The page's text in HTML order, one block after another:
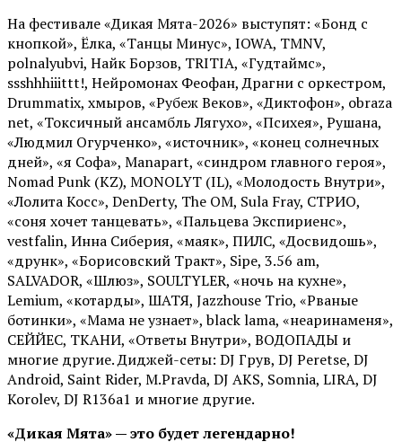
На фестивале «Дикая Мята-2026» выступят: «Бонд с
кнопкой», Ёлка, «Танцы Минус», IOWA, TMNV,
polnalyubvi, Найк Борзов, TRITIA, «Гудтаймс»,
ssshhhiiittt!, Нейромонах Феофан, Драгни с оркестром,
Drummatix, хмыров, «Рубеж Веков», «Диктофон», obraza
net, «Токсичный ансамбль Лягухо», «Психея», Рушана,
«Людмил Огурченко», «источник», «конец солнечных
дней», «я Софа», Manapart, «синдром главного героя»,
Nomad Punk (KZ), MONOLYT (IL), «Молодость Внутри»,
«Лолита Косс», DenDerty, The OM, Sula Fray, СТРИО,
«соня хочет танцевать», «Пальцева Экспириенс»,
vestfalin, Инна Сиберия, «маяк», ПИЛС, «Досвидошь»,
«друнк», «Борисовский Тракт», Sipe, 3.56 am,
SALVADOR, «Шлюз», SOULTYLER, «ночь на кухне»,
Lemium, «котарды», ШАТЯ, Jazzhouse Trio, «Рваные
ботинки», «Мама не узнает», black lama, «неаринаменя»,
СЕЙЙЕС, ТКАНИ, «Ответы Внутри», ВОДОПАДЫ и
многие другие. Диджей-сеты: DJ Грув, DJ Peretse, DJ
Android, Saint Rider, М.Pravda, DJ AKS, Somnia, LIRA, DJ
Korolev, DJ R136a1 и многие другие.
«Дикая Мята» — это будет легендарно!